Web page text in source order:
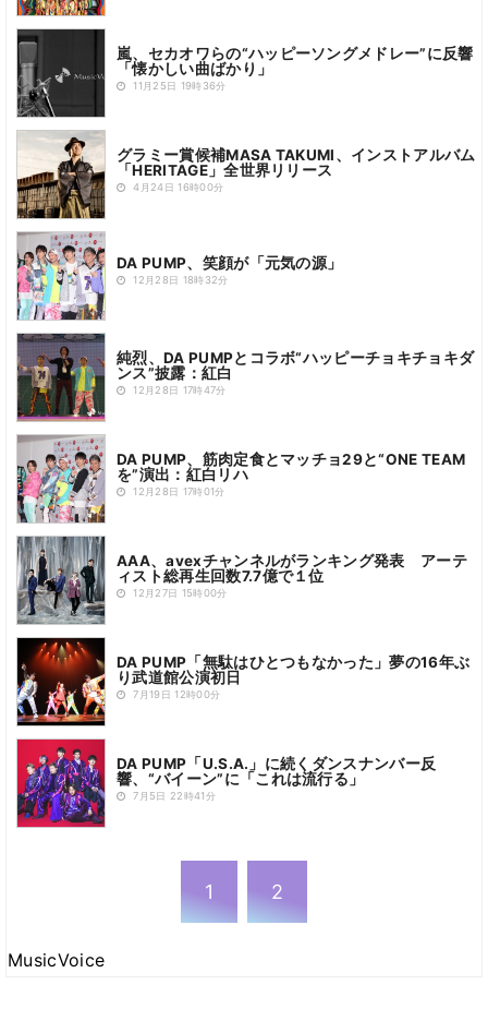
嵐、セカオワらの“ハッピーソングメドレー”に反響
「懐かしい曲ばかり」
11月25日 19時36分
グラミー賞候補MASA TAKUMI、インストアルバム
「HERITAGE」全世界リリース
4月24日 16時00分
DA PUMP、笑顔が「元気の源」
12月28日 18時32分
純烈、DA PUMPとコラボ“ハッピーチョキチョキダ
ンス”披露：紅白
12月28日 17時47分
DA PUMP、筋肉定食とマッチョ29と“ONE TEAM
を”演出：紅白リハ
12月28日 17時01分
AAA、avexチャンネルがランキング発表 アーテ
ィスト総再生回数7.7億で１位
12月27日 15時00分
DA PUMP「無駄はひとつもなかった」夢の16年ぶ
り武道館公演初日
7月19日 12時00分
DA PUMP「U.S.A.」に続くダンスナンバー反
響、“バイーン”に「これは流行る」
7月5日 22時41分
1 2
MusicVoice